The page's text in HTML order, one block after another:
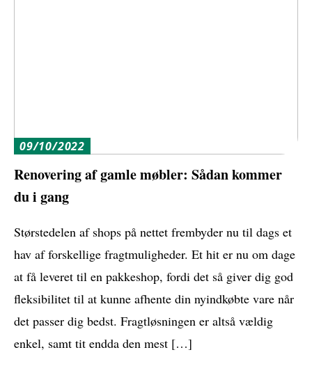
09/10/2022
Renovering af gamle møbler: Sådan kommer
du i gang
Størstedelen af shops på nettet frembyder nu til dags et
hav af forskellige fragtmuligheder. Et hit er nu om dage
at få leveret til en pakkeshop, fordi det så giver dig god
fleksibilitet til at kunne afhente din nyindkøbte vare når
det passer dig bedst. Fragtløsningen er altså vældig
enkel, samt tit endda den mest […]